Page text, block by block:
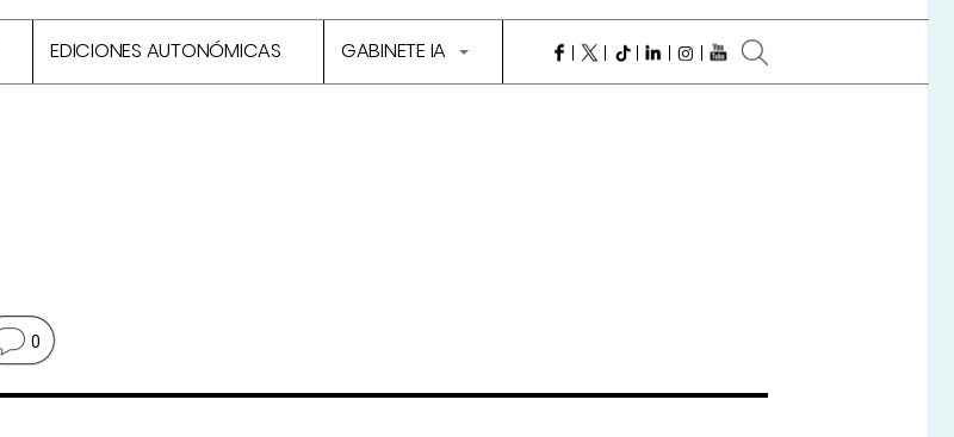
EDICIONES AUTONÓMICAS GABINETE IA
0